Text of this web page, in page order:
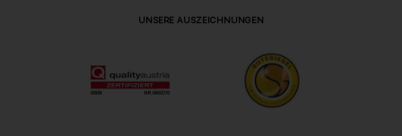
UNSERE AUSZEICHNUNGEN